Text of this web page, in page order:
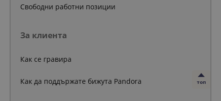
топ
Свободни работни позиции
За клиента
Как се гравира
Как да поддържате бижута Pandora